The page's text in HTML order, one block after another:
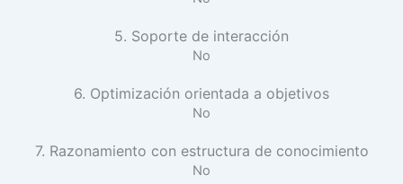
5. Soporte de interacción
No
6. Optimización orientada a objetivos
No
7. Razonamiento con estructura de conocimiento
No